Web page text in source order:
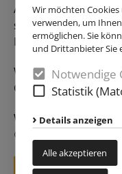
Wir möchten
verwenden, um
ermöglichen. Sie
und Drittanbieter Sie
Notwendige
Statistik
Details anzeigen
Alle akzeptieren
Anschließend ist ein
sowohl das
Natur ausklingen zu
Wir bereiten einen
Getränke bringt
Wir freuen uns auf
😊
zurück